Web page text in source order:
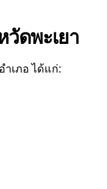
ดพะเยา
ำเภอ ได้แก่: